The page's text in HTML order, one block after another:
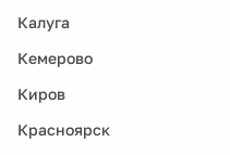
Калуга
Кемерово
Киров
Красноярск